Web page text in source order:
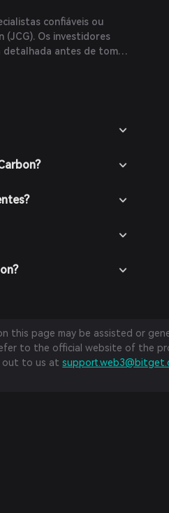
confiáveis ou
Os investidores
detalhada antes de tomar
this page may be assisted or
to the official website of the
out to us at